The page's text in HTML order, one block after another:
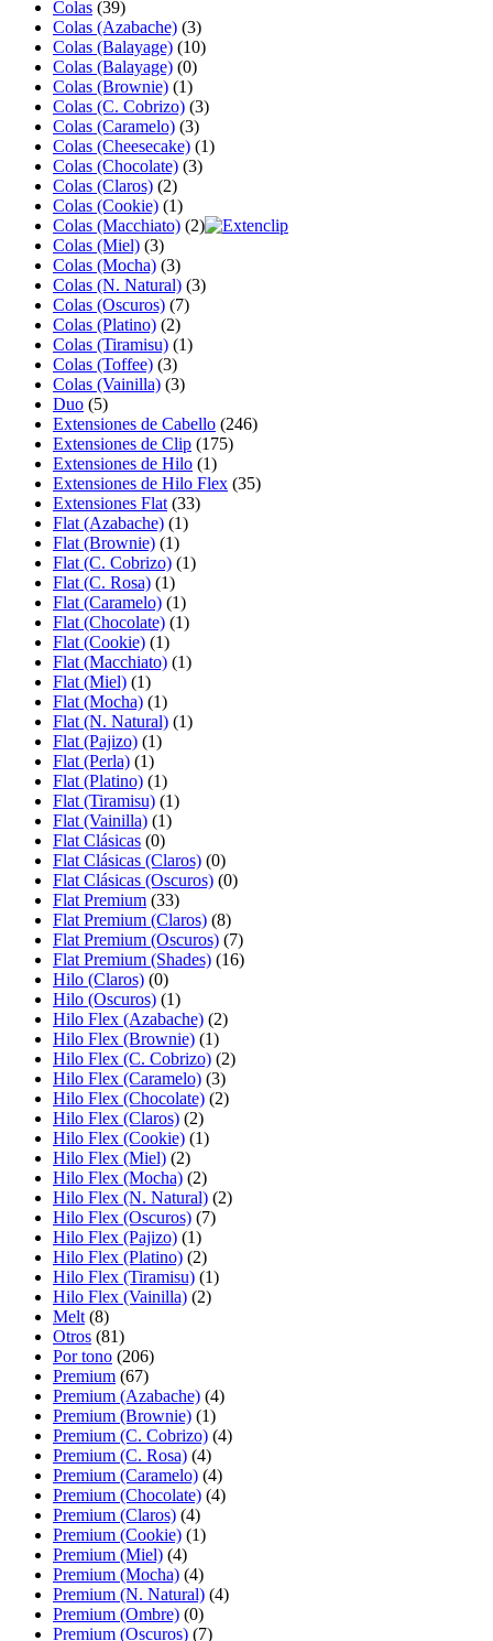
Colas (39)
Colas (Azabache) (3)
Colas (Balayage) (10)
Colas (Balayage) (0)
Colas (Brownie) (1)
Colas (C. Cobrizo) (3)
Colas (Caramelo) (3)
Colas (Cheesecake) (1)
Colas (Chocolate) (3)
Colas (Claros) (2)
Colas (Cookie) (1)
Colas (Macchiato) (2)
Colas (Miel) (3)
Colas (Mocha) (3)
Colas (N. Natural) (3)
Colas (Oscuros) (7)
Colas (Platino) (2)
Colas (Tiramisu) (1)
Colas (Toffee) (3)
Colas (Vainilla) (3)
Duo (5)
Extensiones de Cabello (246)
Extensiones de Clip (175)
Extensiones de Hilo (1)
Extensiones de Hilo Flex (35)
Extensiones Flat (33)
Flat (Azabache) (1)
Flat (Brownie) (1)
Flat (C. Cobrizo) (1)
Flat (C. Rosa) (1)
Flat (Caramelo) (1)
Flat (Chocolate) (1)
Flat (Cookie) (1)
Flat (Macchiato) (1)
Flat (Miel) (1)
Flat (Mocha) (1)
Flat (N. Natural) (1)
Flat (Pajizo) (1)
Flat (Perla) (1)
Flat (Platino) (1)
Flat (Tiramisu) (1)
Flat (Vainilla) (1)
Flat Clásicas (0)
Flat Clásicas (Claros) (0)
Flat Clásicas (Oscuros) (0)
Flat Premium (33)
Flat Premium (Claros) (8)
Flat Premium (Oscuros) (7)
Flat Premium (Shades) (16)
Hilo (Claros) (0)
Hilo (Oscuros) (1)
Hilo Flex (Azabache) (2)
Hilo Flex (Brownie) (1)
Hilo Flex (C. Cobrizo) (2)
Hilo Flex (Caramelo) (3)
Hilo Flex (Chocolate) (2)
Hilo Flex (Claros) (2)
Hilo Flex (Cookie) (1)
Hilo Flex (Miel) (2)
Hilo Flex (Mocha) (2)
Hilo Flex (N. Natural) (2)
Hilo Flex (Oscuros) (7)
Hilo Flex (Pajizo) (1)
Hilo Flex (Platino) (2)
Hilo Flex (Tiramisu) (1)
Hilo Flex (Vainilla) (2)
Melt (8)
Otros (81)
Por tono (206)
Premium (67)
Premium (Azabache) (4)
Premium (Brownie) (1)
Premium (C. Cobrizo) (4)
Premium (C. Rosa) (4)
Premium (Caramelo) (4)
Premium (Chocolate) (4)
Premium (Claros) (4)
Premium (Cookie) (1)
Premium (Miel) (4)
Premium (Mocha) (4)
Premium (N. Natural) (4)
Premium (Ombre) (0)
Premium (Oscuros) (7)